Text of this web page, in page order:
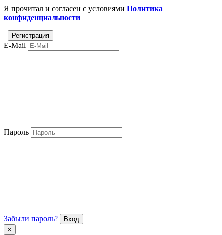
Я прочитал и согласен с условиями Политика
конфиденциальности
E-Mail
Пароль
Забыли пароль?
×